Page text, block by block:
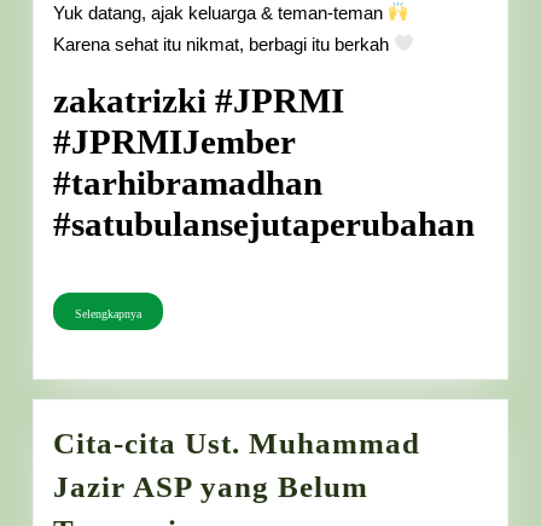
Yuk datang, ajak keluarga & teman-teman
Karena sehat itu nikmat, berbagi itu berkah
zakatrizki #JPRMI
#JPRMIJember
#tarhibramadhan
#satubulansejutaperubahan
Selengkapnya
Selengkapnya
Cita-cita Ust. Muhammad
Jazir ASP yang Belum